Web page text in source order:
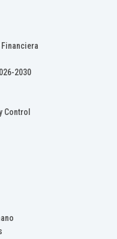
2030
Control